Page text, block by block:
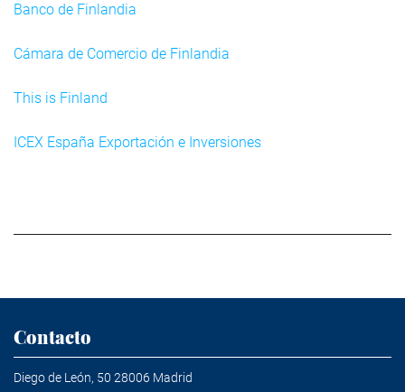
Banco de Finlandia
Cámara de Comercio de Finlandia
This is Finland
ICEX España Exportación e Inversiones
Contacto
Diego de León, 50 28006 Madrid